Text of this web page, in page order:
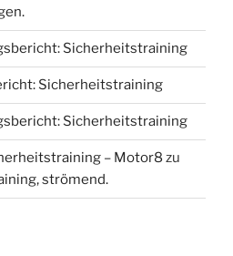
Sicherheitstraining
Sicherheitstraining
Sicherheitstraining
– Motor8 zu
strömend.